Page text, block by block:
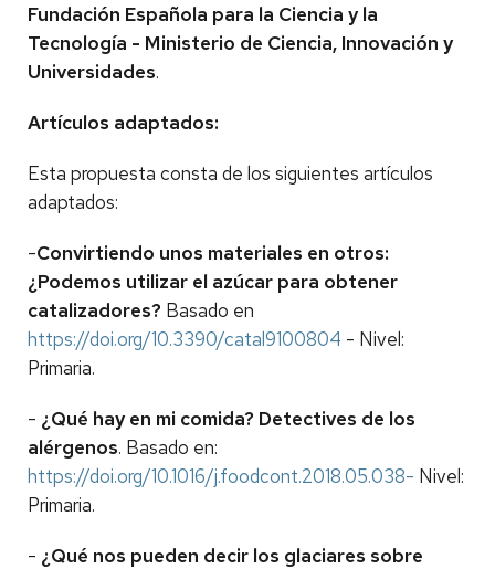
Fundación Española para la Ciencia y la
Tecnología - Ministerio de Ciencia, Innovación y
Universidades.
Artículos adaptados:
Esta propuesta consta de los siguientes artículos
adaptados:
-Convirtiendo unos materiales en otros:
¿Podemos utilizar el azúcar para obtener
catalizadores? Basado en
https://doi.org/10.3390/catal9100804 - Nivel:
Primaria.
- ¿Qué hay en mi comida? Detectives de los
alérgenos. Basado en:
https://doi.org/10.1016/j.foodcont.2018.05.038- Nivel:
Primaria.
- ¿Qué nos pueden decir los glaciares sobre